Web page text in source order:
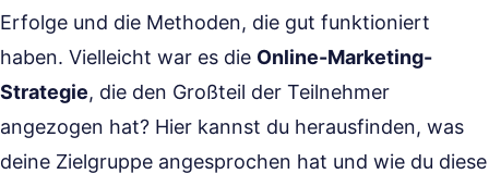
Erfolge und die Methoden, die gut funktioniert
haben. Vielleicht war es die Online-Marketing-
Strategie, die den Großteil der Teilnehmer
angezogen hat? Hier kannst du herausfinden, was
deine Zielgruppe angesprochen hat und wie du diese